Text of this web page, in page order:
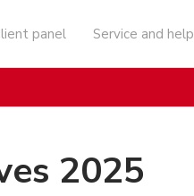
panel Service and help
2025